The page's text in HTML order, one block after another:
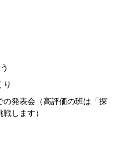
り
の発表会（高評価の班は「探
します）